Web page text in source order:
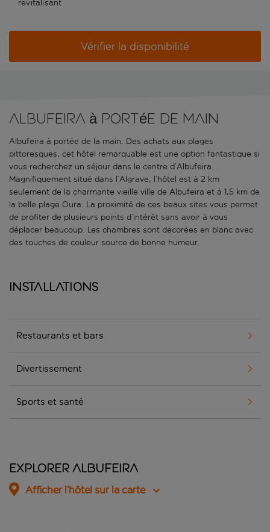
revitalisant
Vérifier la disponibilité
Albufeira à portée de main
Albufeira à portée de la main. Des achats aux plages
pittoresques, cet hôtel remarquable est une option fantastique si
vous recherchez un séjour dans le centre d’Albufeira.
Magnifiquement situé dans l’Algrave, l’hôtel est à 2 km
seulement de la charmante vieille ville de Albufeira et à 1,5 km de
la belle plage Oura. La proximité de ces beaux sites vous permet
de profiter de plusieurs points d’intérêt sans avoir à vous
déplacer beaucoup. Les chambres sont décorées en blanc avec
des touches de couleur source de bonne humeur.
Installations
Restaurants et bars
Divertissement
Sports et santé
Explorer Albufeira
Afficher l’hôtel sur la carte